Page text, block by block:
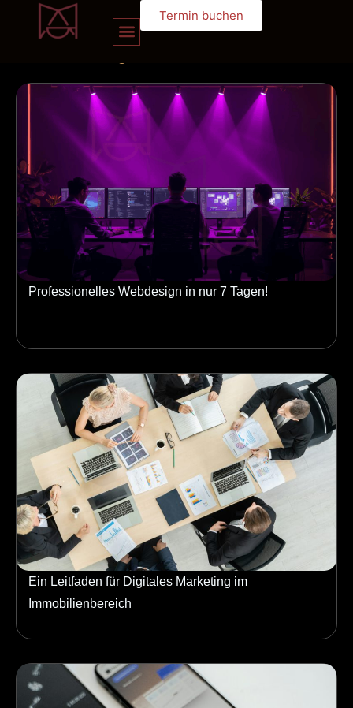
Termin buchen
Professionelles Webdesign in nur 7 Tagen!
Ein Leitfaden für Digitales Marketing im
Immobilienbereich